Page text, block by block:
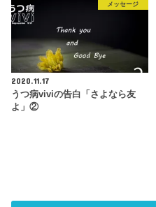
メッセージ
2020.11.17
うつ病viviの告白「さよなら友
よ」②